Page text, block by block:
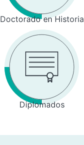
Doctorado en Historia
Diplomados